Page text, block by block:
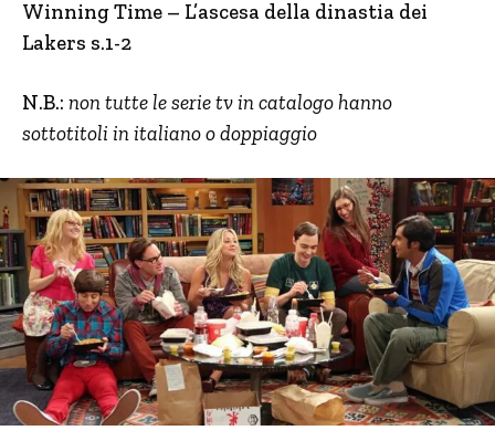
Winning Time – L’ascesa della dinastia dei
Lakers s.1-2
N.B.: non tutte le serie tv in catalogo hanno
sottotitoli in italiano o doppiaggio